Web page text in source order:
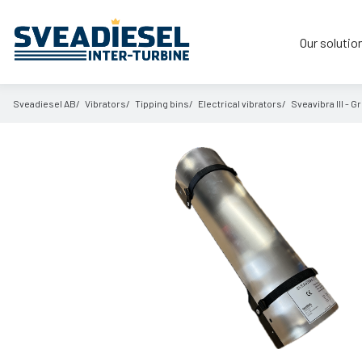
Our
Sveadiesel AB Vibrators Tipping bins Electrical vibrators Sveavibra III -